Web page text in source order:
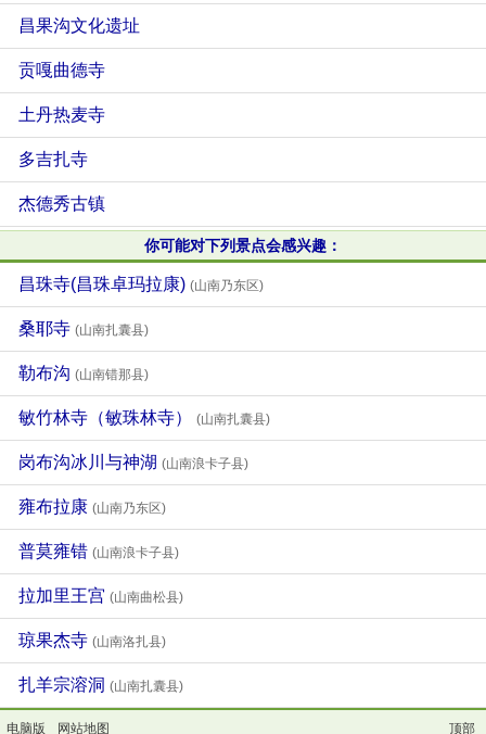
昌果沟文化遗址
贡嘎曲德寺
土丹热麦寺
多吉扎寺
杰德秀古镇
你可能对下列景点会感兴趣：
昌珠寺(昌珠卓玛拉康) (山南乃东区)
桑耶寺 (山南扎囊县)
勒布沟 (山南错那县)
敏竹林寺（敏珠林寺） (山南扎囊县)
岗布沟冰川与神湖 (山南浪卡子县)
雍布拉康 (山南乃东区)
普莫雍错 (山南浪卡子县)
拉加里王宫 (山南曲松县)
琼果杰寺 (山南洛扎县)
扎羊宗溶洞 (山南扎囊县)
电脑版 网站地图 顶部